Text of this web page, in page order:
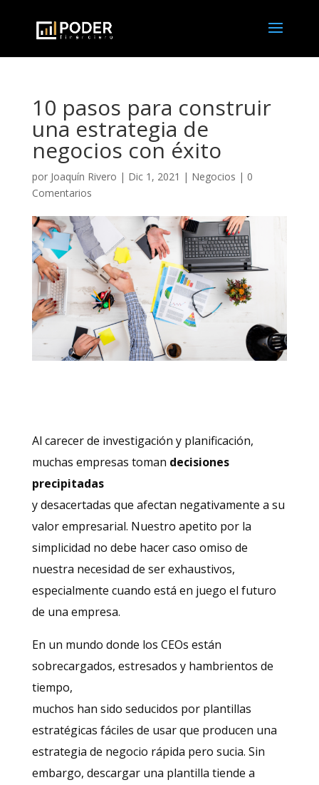
10 pasos para construir
una estrategia de
negocios con éxito
por Joaquín Rivero | Dic 1, 2021 | Negocios | 0
Comentarios
Al carecer de investigación y planificación,
muchas empresas toman decisiones
precipitadas
y desacertadas que afectan negativamente a su
valor empresarial. Nuestro apetito por la
simplicidad no debe hacer caso omiso de
nuestra necesidad de ser exhaustivos,
especialmente cuando está en juego el futuro
de una empresa.
En un mundo donde los CEOs están
sobrecargados, estresados ​​y hambrientos de
tiempo,
muchos han sido seducidos por plantillas
estratégicas fáciles de usar que producen una
estrategia de negocio rápida pero sucia. Sin
embargo, descargar una plantilla tiende a